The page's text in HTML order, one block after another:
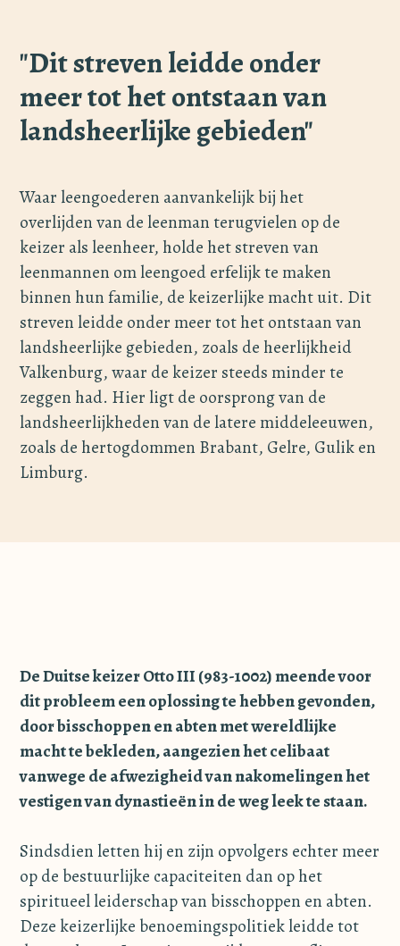
"Dit streven leidde onder
meer tot het ontstaan van
landsheerlijke gebieden"
Waar leengoederen aanvankelijk bij het
overlijden van de leenman terugvielen op de
keizer als leenheer, holde het streven van
leenmannen om leengoed erfelijk te maken
binnen hun familie, de keizerlijke macht uit. Dit
streven leidde onder meer tot het ontstaan van
landsheerlijke gebieden, zoals de heerlijkheid
Valkenburg, waar de keizer steeds minder te
zeggen had. Hier ligt de oorsprong van de
landsheerlijkheden van de latere middeleeuwen,
zoals de hertogdommen Brabant, Gelre, Gulik en
Limburg.
De Duitse keizer Otto III (983-1002) meende voor
dit probleem een oplossing te hebben gevonden,
door bisschoppen en abten met wereldlijke
macht te bekleden, aangezien het celibaat
vanwege de afwezigheid van nakomelingen het
vestigen van dynastieën in de weg leek te staan.
Sindsdien letten hij en zijn opvolgers echter meer
op de bestuurlijke capaciteiten dan op het
spiritueel leiderschap van bisschoppen en abten.
Deze keizerlijke benoemingspolitiek leidde tot